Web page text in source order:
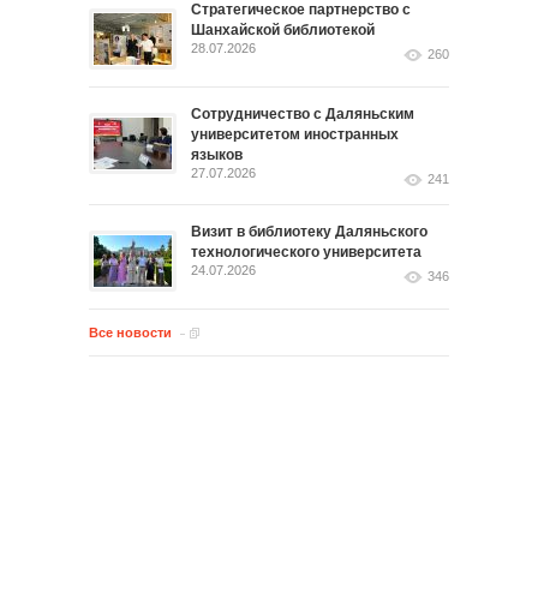
Стратегическое партнерство с
Шанхайской библиотекой
28.07.2026 260
Сотрудничество с Даляньским
университетом иностранных
языков
27.07.2026 241
Визит в библиотеку Даляньского
технологического университета
24.07.2026 346
Все новости